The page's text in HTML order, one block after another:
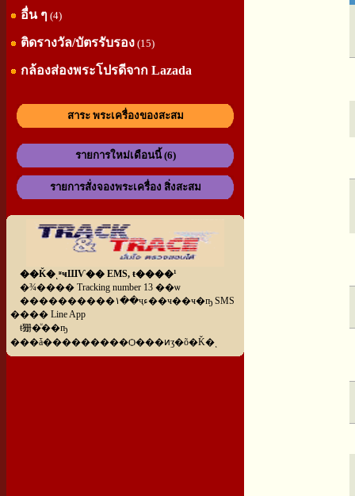
อื่น ๆ (4)
ติดรางวัล/บัตรรับรอง (15)
กล้องส่องพระโปรดีจาก Lazada
สาระ พระเครื่องของสะสม
รายการใหม่เดือนนี้ (6)
รายการสั่งจองพระเครื่อง สิ่งสะสม
��Ǩ�ͺʶҹШѴ�� EMS, ŧ����¹
�¾���� Tracking number 13 ��ѡ
����������١��ҷء��ҹ��ҹ�ҧ SMS
���� Line App
ŧ㹪�ͧ��ҧ
���ǡ���������Ѻ���ͷӡ�õ�Ǩ�ͺ